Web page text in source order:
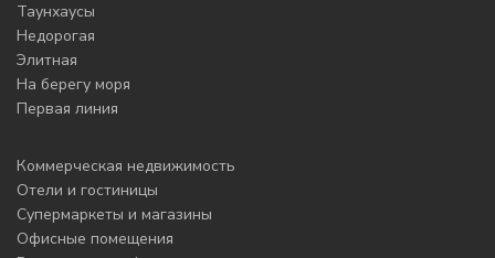
Таунхаусы
Недорогая
Элитная
На берегу моря
Первая линия
Коммерческая недвижимость
Отели и гостиницы
Супермаркеты и магазины
Офисные помещения